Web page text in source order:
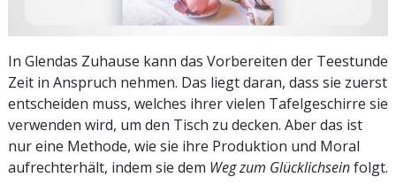
In Glendas Zuhause kann das Vorbereiten der Teestunde
Zeit in Anspruch nehmen. Das liegt daran, dass sie zuerst
entscheiden muss, welches ihrer vielen Tafelgeschirre sie
verwenden wird, um den Tisch zu decken. Aber das ist
nur eine Methode, wie sie ihre Produktion und Moral
aufrechterhält, indem sie dem Weg zum Glücklichseinfolgt.